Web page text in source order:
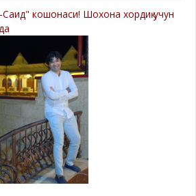
кошонаси! Шохона хордиқ учун